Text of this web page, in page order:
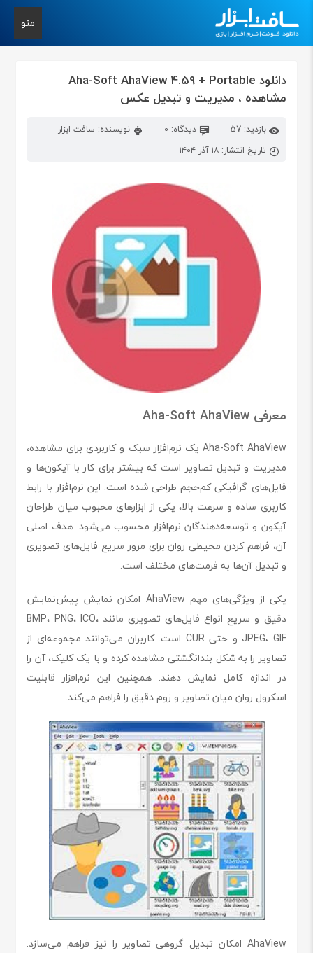
منو
دانلود Aha-Soft AhaView 4.59 + Portable
مشاهده ، مدیریت و تبدیل عکس
بازدید: 57 دیدگاه: 0
نویسنده: سافت ابزار
تاریخ انتشار: ۱۸ آذر ۱۴۰۴
معرفی Aha-Soft AhaView
Aha-Soft AhaView یک نرم‌افزار سبک و کاربردی برای مشاهده،
مدیریت و تبدیل تصاویر است که بیشتر برای کار با آیکون‌ها و
فایل‌های گرافیکی کم‌حجم طراحی شده است. این نرم‌افزار با رابط
کاربری ساده و سرعت بالا، یکی از ابزارهای محبوب میان طراحان
آیکون و توسعه‌دهندگان نرم‌افزار محسوب می‌شود. هدف اصلی
آن، فراهم کردن محیطی روان برای مرور سریع فایل‌های تصویری
و تبدیل آن‌ها به فرمت‌های مختلف است.
یکی از ویژگی‌های مهم AhaView امکان نمایش پیش‌نمایش
دقیق و سریع انواع فایل‌های تصویری مانند BMP، PNG، ICO،
JPEG، GIF و حتی CUR است. کاربران می‌توانند مجموعه‌ای از
تصاویر را به شکل بندانگشتی مشاهده کرده و با یک کلیک، آن را
در اندازه کامل نمایش دهند. همچنین این نرم‌افزار قابلیت
اسکرول روان میان تصاویر و زوم دقیق را فراهم می‌کند.
AhaView امکان تبدیل گروهی تصاویر را نیز فراهم می‌سازد.